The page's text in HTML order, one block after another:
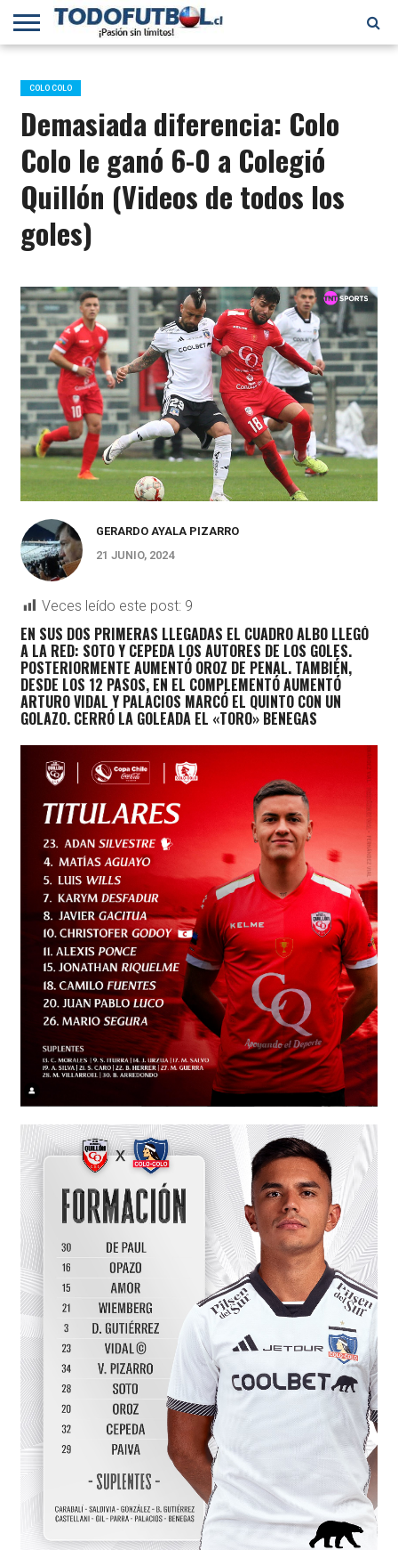
PRIMERA
B
SELECCIÓN
CHILENA
CHILENOS
EN EL
MUNDO
FÚTBOL
INTERNACIONAL
COLO COLO
Demasiada diferencia: Colo
Colo le ganó 6-0 a Colegió
Quillón (Videos de todos los
goles)
GERARDO AYALA PIZARRO
21 JUNIO, 2024
Veces leído este post: 9
EN SUS DOS PRIMERAS LLEGADAS EL CUADRO ALBO LLEGÓ
A LA RED: SOTO Y CEPEDA LOS AUTORES DE LOS GOLES.
POSTERIORMENTE AUMENTÓ OROZ DE PENAL. TAMBIÉN,
DESDE LOS 12 PASOS, EN EL COMPLEMENTÓ AUMENTÓ
ARTURO VIDAL Y PALACIOS MARCÓ EL QUINTO CON UN
GOLAZO. CERRÓ LA GOLEADA EL «TORO» BENEGAS